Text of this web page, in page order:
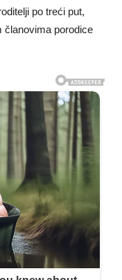
po treći put,
članovima porodice